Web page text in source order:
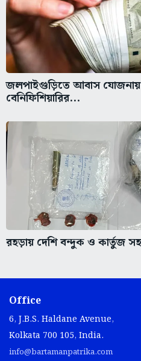
জলপাইগুড়িতে আবাস
বেনিফিশিয়ারির...
রহড়ায় দেশি বন্দুক ও কার্তুজ
Office
6, J.B.S. Haldane Avenue,
Kolkata 700 105, India.
info@bartamanpatrika.com